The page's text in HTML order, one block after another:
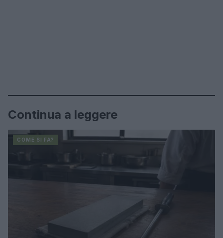
Continua a leggere
COME SI FA?